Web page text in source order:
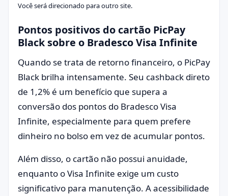
Você será direcionado para outro site.
Pontos positivos do cartão PicPay
Black sobre o Bradesco Visa Infinite
Quando se trata de retorno financeiro, o PicPay
Black brilha intensamente. Seu cashback direto
de 1,2% é um benefício que supera a
conversão dos pontos do Bradesco Visa
Infinite, especialmente para quem prefere
dinheiro no bolso em vez de acumular pontos.
Além disso, o cartão não possui anuidade,
enquanto o Visa Infinite exige um custo
significativo para manutenção. A acessibilidade